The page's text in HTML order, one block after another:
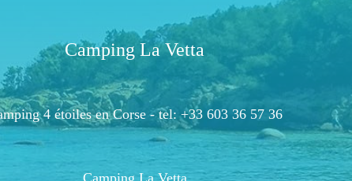
Camping La Vetta
4 étoiles en Corse -tel: +33 603 36 57 36